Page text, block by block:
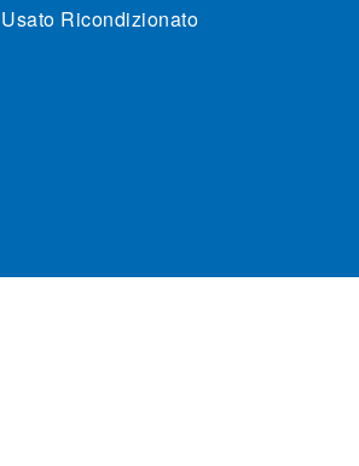
Usato Ricondizionato